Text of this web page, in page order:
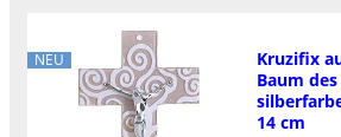
NEU
Kruzifix
Baum
14 cm